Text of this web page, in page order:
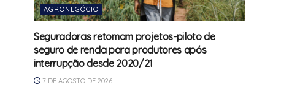
AGRONEGÓCIO
Seguradoras retomam projetos-piloto de
seguro de renda para produtores após
interrupção desde 2020/21
7 DE AGOSTO DE 2026